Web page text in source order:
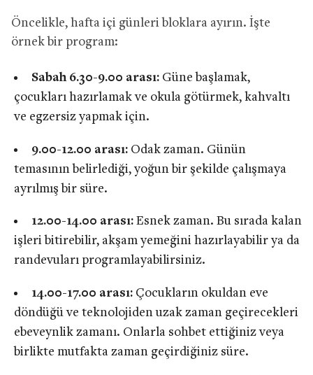
Öncelikle, hafta içi günleri bloklara ayırın. İşte
örnek bir program:
Sabah 6.30-9.00 arası:Güne başlamak,
çocukları hazırlamak ve okula götürmek, kahvaltı
ve egzersiz yapmak için.
9.00-12.00 arası:Odak zaman. Günün
temasının belirlediği, yoğun bir şekilde çalışmaya
ayrılmış bir süre.
12.00-14.00 arası:Esnek zaman. Bu sırada kalan
işleri bitirebilir, akşam yemeğini hazırlayabilir ya da
randevuları programlayabilirsiniz.
14.00-17.00 arası:Çocukların okuldan eve
döndüğü ve teknolojiden uzak zaman geçirecekleri
ebeveynlik zamanı. Onlarla sohbet ettiğiniz veya
birlikte mutfakta zaman geçirdiğiniz süre.